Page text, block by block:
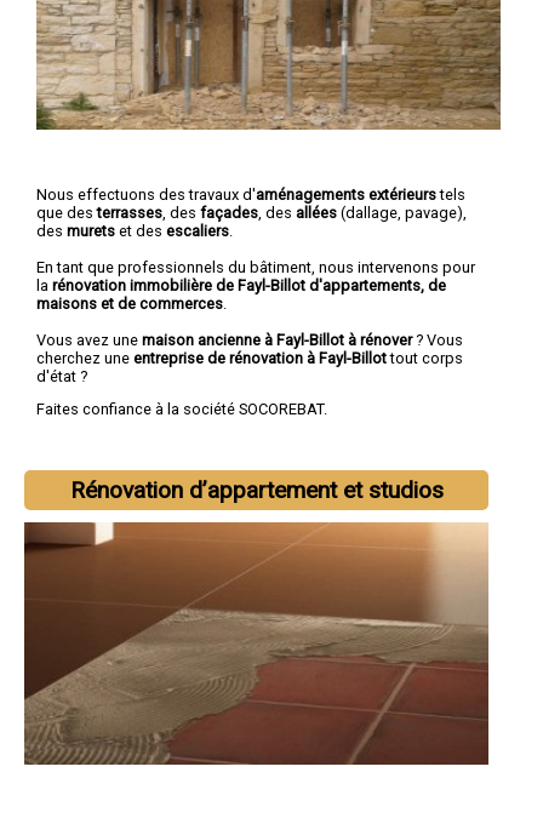
Nous effectuons des travaux d'aménagements extérieurstels
que desterrasses , des façades , des allées (dallage, pavage),
des murets et des escaliers
En tant que professionnels du bâtiment, nous intervenons pour
la rénovation immobilière de Fayl-Billot d'appartements, de
maisons et de commerces
Vous avez une maison ancienne à Fayl-Billot à rénover? Vous
cherchez une entreprise de rénovation à Fayl-Billottout corps
d'état ?
Faites confiance à la société SOCOREBAT.
Rénovation d’appartement et studios